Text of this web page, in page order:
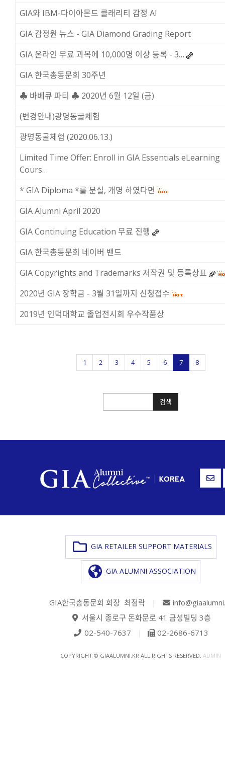
GIA와 IBM-다이아몬드 클래리티 감정 AI
GIA 감정원 뉴스 - GIA Diamond Grading Report
GIA 온라인 무료 과목에 10,000명 이상 등록 - 3…
GIA 한국총동문회 30주년
♣ 바베큐 파티 ♣ 2020년 6월 12일 (금)
(변경안내)광명동굴체험
광명동굴체험 (2020.06.13.)
Limited Time Offer: Enroll in GIA Essentials eLearning
Cours…
* GIA Diploma *를 분실, 개명 하였다면
GIA Alumni April 2020
GIA Continuing Education 무료 진행
GIA 한국총동문회 네이버 밴드
GIA Copyrights and Trademarks 저작권 및 등록상표
2020년 GIA 장학금 - 3월 31일까지 신청접수
2019년 인덕대학교 졸업전시회 우수작품상
1 2 3 4 5 6 7 8
검색
GIA RETAILER SUPPORT MATERIALS
GIA ALUMNI ASSOCIATION
GIA한국총동문회 회장 최점락
서울시 종로구 돈화문로 41 금성빌딩 3층
02-540-7637
02-2686-6713
COPYRIGHT © GIAALUMNI.KR ALL RIGHTS RESERVED. ADMIN